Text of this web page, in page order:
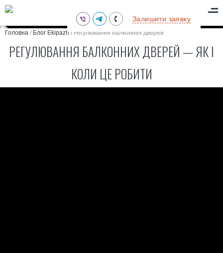
(095) 711-77-47
(097) 773-73-71
Залишити заявку
Головна / Блог Ekipazh / Регулювання балконних дверей
РЕГУЛЮВАННЯ БАЛКОННИХ ДВЕРЕЙ — ЯК І
КОЛИ ЦЕ РОБИТИ